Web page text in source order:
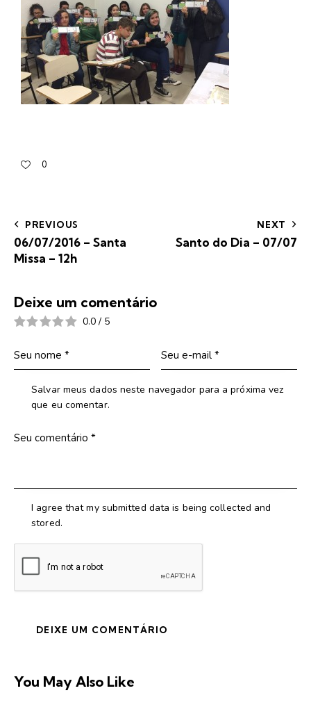
0
PREVIOUS
06/07/2016 – Santa
Missa – 12h
NEXT
Santo do Dia – 07/07
Deixe um comentário
0.0 / 5
Salvar meus dados neste navegador para a próxima vez
que eu comentar.
I agree that my submitted data is being collected and
stored.
You May Also Like